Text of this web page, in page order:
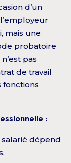
d’un
mais une
probatoire
pas
de travail
fonctions
:
salarié dépend